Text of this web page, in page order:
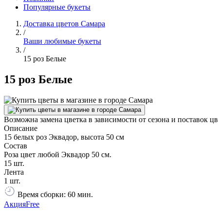
Популярные букеты
Доставка цветов Самара
/
Ваши любимые букеты
/
15 роз Белые
15 роз Белые
Возможна замена цветка в зависимости от сезона и поставок
Описание
15 белых роз Эквадор, высота 50 см
Состав
Роза цвет любой Эквадор 50 см.
15 шт.
Лента
1 шт.
Время сборки: 60 мин.
АкцияFree